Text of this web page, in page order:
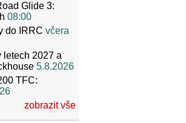
Glide 3:
08:00
do IRRC včera
letech 2027 a
5.8.2026
TFC:
zobrazit vše